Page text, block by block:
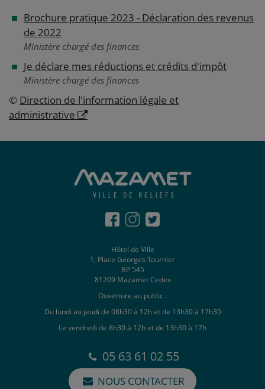
Brochure pratique 2023 - Déclaration des revenus
de 2022
Ministère chargé des finances
Je déclare mes réductions et crédits d'impôt
Ministère chargé des finances
© Direction de l'information légale et
administrative
Hôtel de Ville
1, Place Georges Tournier
BP 545
81209 Mazamet Cedex
Ouverture au public :
Du lundi au jeudi de 08h30 à 12h et de 13h30 à 17h30
Le vendredi de 8h30 à 12h et de 13h30 à 17h
05 63 61 02 55
NOUS CONTACTER